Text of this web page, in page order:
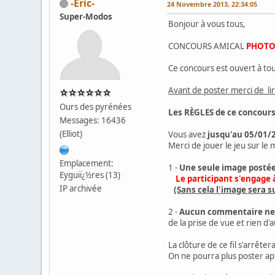
-Eric-
Super-Modos
Ours des pyrénées
Messages: 16436
(Elliot)
Emplacement:
Eyguiï¿½res (13)
IP archivée
24 Novembre 2013, 22:34:05
Bonjour à vous tous,
CONCOURS AMICAL
Ce concours est ouvert à
Avant de poster merci de
Les RÈGLES de ce
Vous avez jusqu'au 05/01/
Merci de jouer le jeu sur le
1 - Une seule image
Le participant s'engage
(Sans cela l'image sera
2 -Aucun commentaire
de la prise de vue et rien
La clôture de ce fil
On ne pourra plus poster